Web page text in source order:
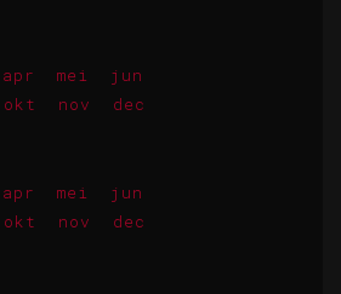
apr mei
jun
okt nov dec
apr mei
jun
okt nov dec